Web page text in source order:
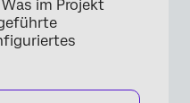
Was im Projekt